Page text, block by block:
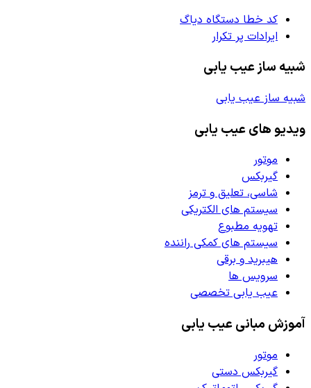
کد خطا دستگاه دیاگ
ایرادات پر تکرار
شبیه ساز عیب یابی
شبیه ساز عیب یابی
ویدیو های عیب یابی
موتور
گیربکس
شاسی، تعلیق و ترمز
سیستم های الکتریکی
تهویه مطبوع
سیستم های کمکی راننده
هیبرید و برقی
سرویس ها
عیب یابی تخصصی
آموزش مبانی عیب یابی
موتور
گیربکس دستی